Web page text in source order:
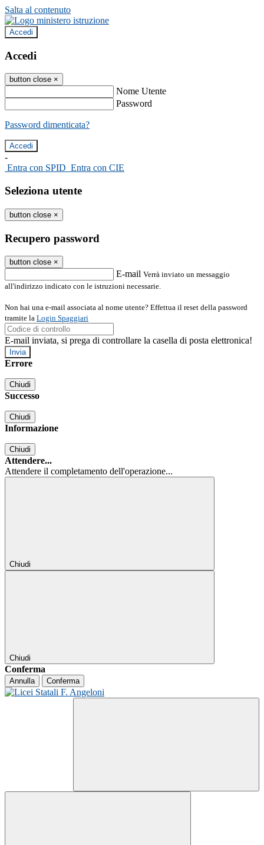
Salta al contenuto
Accedi
Accedi
button close ×
Nome Utente
Password
Password dimenticata?
-
Entra con SPID Entra con CIE
Seleziona utente
button close ×
Recupero password
button close ×
E-mail Verrà inviato un messaggio
all'indirizzo indicato con le istruzioni necessarie.
Non hai una e-mail associata al nome utente? Effettua il reset della password
tramite la Login Spaggiari
E-mail inviata, si prega di controllare la casella di posta elettronica!
Errore
Chiudi
Successo
Chiudi
Informazione
Chiudi
Attendere...
Attendere il completamento dell'operazione...
Chiudi
Chiudi
Conferma
Annulla Conferma